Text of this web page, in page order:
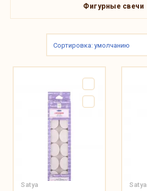
Фигурные свечи
Сортировка: умолчанию
Satya Satya